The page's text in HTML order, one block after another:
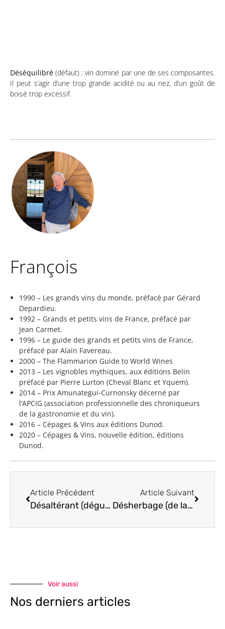
Déséquilibré(défaut) : vin dominé par une de ses composantes.
Il peut s’agir d’une trop grande acidité ou au nez, d’un goût de
boisé trop excessif.
François
1990 – Les grands vins du monde, préfacé par Gérard
Depardieu.
1992 – Grands et petits vins de France, préfacé par
Jean Carmet.
1996 – Le guide des grands et petits vins de France,
préfacé par Alain Favereau.
2000 – The Flammarion Guide to World Wines
2013 – Les vignobles mythiques, aux éditions Belin
préfacé par Pierre Lurton (Cheval Blanc et Yquem).
2014 – Prix Amunategui-Curnonsky décerné par
l’APCIG (association professionnelle des chroniqueurs
de la gastronomie et du vin).
2016 – Cépages & Vins aux éditions Dunod.
2020 – Cépages & Vins, nouvelle édition, éditions
Dunod.
Article Précédent
Désaltérant (dégustation) qualité
Article Suivant
Désherbage (de la vigne)
Voir aussi
Nos derniers articles